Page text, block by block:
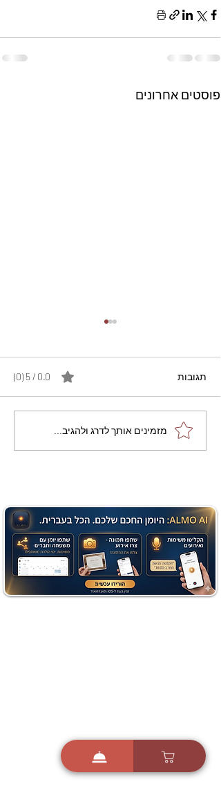
פוסטים אחרונים
מתכון מנצח עוגת מייפל
שוקולד בחושה וקלה - זיוה
תגובות 0.0 / 5 ‏(0)
מזמינים אותך לדרג ולהגיב...